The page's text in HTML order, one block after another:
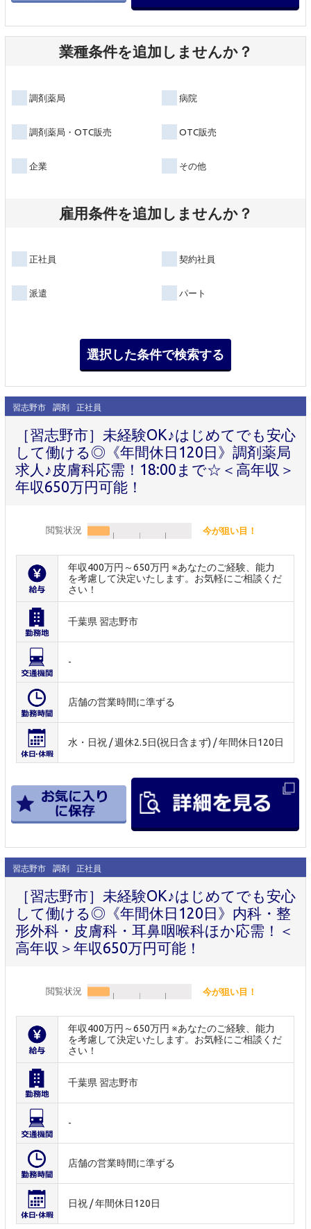
業種条件を追加しませんか？
調剤薬局 病院
調剤薬局・OTC販売 OTC販売
企業 その他
雇用条件を追加しませんか？
正社員 契約社員
派遣 パート
習志野市 調剤 正社員
［習志野市］未経験OK♪はじめてでも安心
して働ける◎《年間休日120日》調剤薬局
求人♪皮膚科応需！18:00まで☆＜高年収＞
年収650万円可能！
閲覧状況 今が狙い目！
年収400万円～650万円 ※あなたのご経験、能力
を考慮して決定いたします。お気軽にご相談くだ
さい！
千葉県 習志野市
-
店舗の営業時間に準ずる
水・日祝 / 週休2.5日(祝日含まず) / 年間休日120日
習志野市 調剤 正社員
［習志野市］未経験OK♪はじめてでも安心
して働ける◎《年間休日120日》内科・整
形外科・皮膚科・耳鼻咽喉科ほか応需！＜
高年収＞年収650万円可能！
閲覧状況 今が狙い目！
年収400万円～650万円 ※あなたのご経験、能力
を考慮して決定いたします。お気軽にご相談くだ
さい！
千葉県 習志野市
-
店舗の営業時間に準ずる
日祝 / 年間休日120日